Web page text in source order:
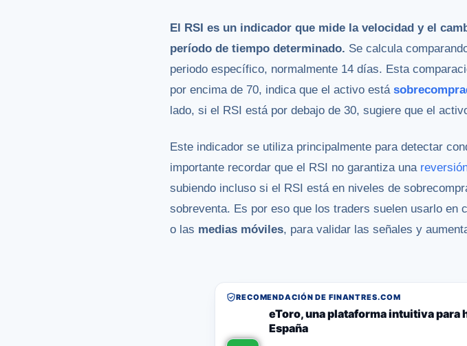
El RSI es un indicador que mide la velocidad y el
período de tiempo determinado. Se calcula
periodo específico, normalmente 14 días. Esta
por encima de 70, indica que el activo está
lado, si el RSI está por debajo de 30, sugiere que el
Este indicador se utiliza principalmente para detectar
importante recordar que el RSI no garantiza una
subiendo incluso si el RSI está en niveles de
sobreventa. Es por eso que los traders suelen usarlo en
o las medias móviles, para validar las señales y
RECOMENDACIÓN DE FINANTRES.COM
eToro, una plataforma intuitiva para
España